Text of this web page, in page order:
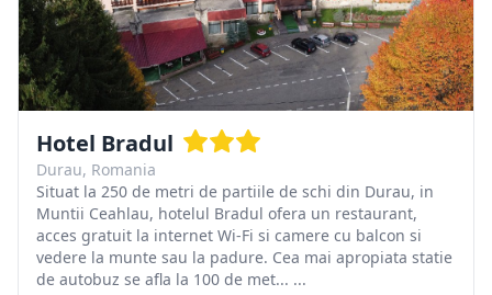
Hotel Bradul
Durau, Romania
Situat la 250 de metri de partiile de schi din Durau, in
Muntii Ceahlau, hotelul Bradul ofera un restaurant,
acces gratuit la internet Wi-Fi si camere cu balcon si
vedere la munte sau la padure. Cea mai apropiata statie
de autobuz se afla la 100 de met... ...